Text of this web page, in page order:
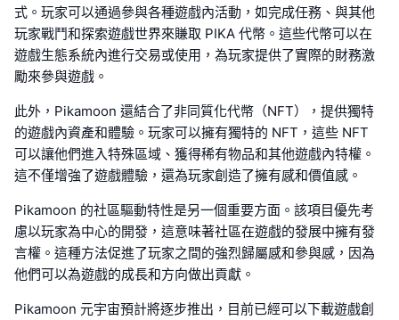
式。玩家可以通過參與各種遊戲內活動，如完成任務、與其他
玩家戰鬥和探索遊戲世界來賺取 PIKA 代幣。這些代幣可以在
遊戲生態系統內進行交易或使用，為玩家提供了實際的財務激
勵來參與遊戲。
此外，Pikamoon 還結合了非同質化代幣（NFT），提供獨特
的遊戲內資產和體驗。玩家可以擁有獨特的 NFT，這些 NFT
可以讓他們進入特殊區域、獲得稀有物品和其他遊戲內特權。
這不僅增強了遊戲體驗，還為玩家創造了擁有感和價值感。
Pikamoon 的社區驅動特性是另一個重要方面。該項目優先考
慮以玩家為中心的開發，這意味著社區在遊戲的發展中擁有發
言權。這種方法促進了玩家之間的強烈歸屬感和參與感，因為
他們可以為遊戲的成長和方向做出貢獻。
Pikamoon 元宇宙預計將逐步推出，目前已經可以下載遊戲創